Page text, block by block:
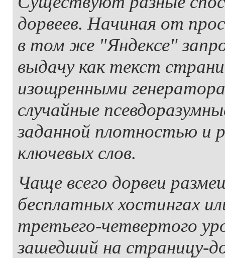
дорвеев. Начиная от
в том же "Яндексе"
выдачу как текст
изощренными
случайные
заданной плотностью и
ключевых слов.
Чаще всего дорвеи
бесплатных хостингах
третьего-четвертого
зашедший на страницу-